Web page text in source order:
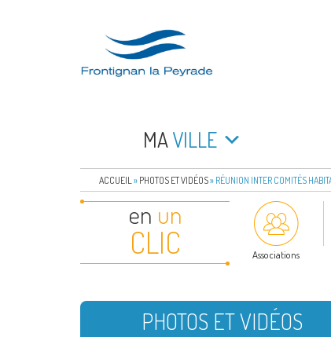
FRONTIGNAN
MAVILLE
ACCUEIL » PHOTOS ET VIDÉOS» RÉUNION INTER COMITÉS
en un
CLIC Associations
PHOTOS ET VIDÉOS